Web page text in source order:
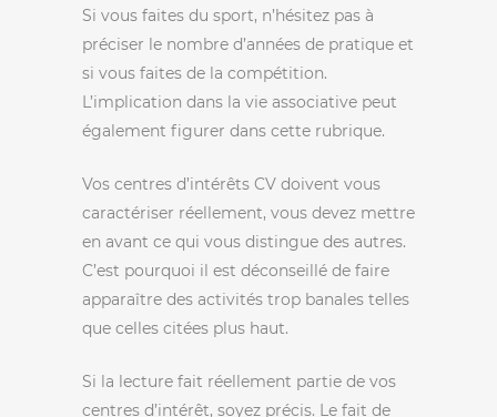
Si vous faites du sport, n’hésitez pas à
préciser le nombre d’années de pratique et
si vous faites de la compétition.
L’implication dans la vie associative peut
également figurer dans cette rubrique.
Vos centres d’intérêts CV doivent vous
caractériser réellement, vous devez mettre
en avant ce qui vous distingue des autres.
C’est pourquoi il est déconseillé de faire
apparaître des activités trop banales telles
que celles citées plus haut.
Si la lecture fait réellement partie de vos
centres d’intérêt, soyez précis. Le fait de